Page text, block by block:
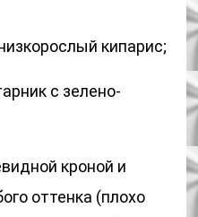
кипарис;
с зелено-
кроной и
оттенка (плохо